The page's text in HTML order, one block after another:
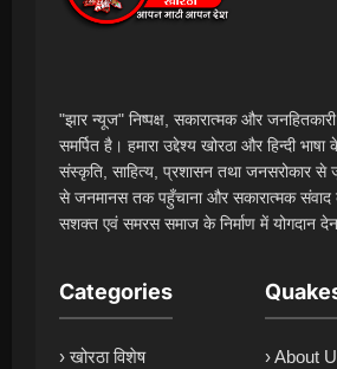
"झार न्यूज" निष्पक्ष, सकारात्मक और
समर्पित है। हमारा उद्देश्य खोरठा और हिन्दी
संस्कृति, साहित्य, प्रशासन तथा जनसरोकार से
से जनमानस तक पहुँचाना और सकारात्मक
सशक्त एवं समरस समाज के निर्माण में योगदान
Categories
› खोरठा विशेष
› About